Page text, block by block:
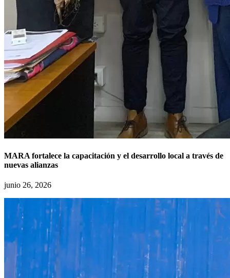
MARA fortalece la capacitación y el desarrollo local a través de
nuevas alianzas
junio 26, 2026